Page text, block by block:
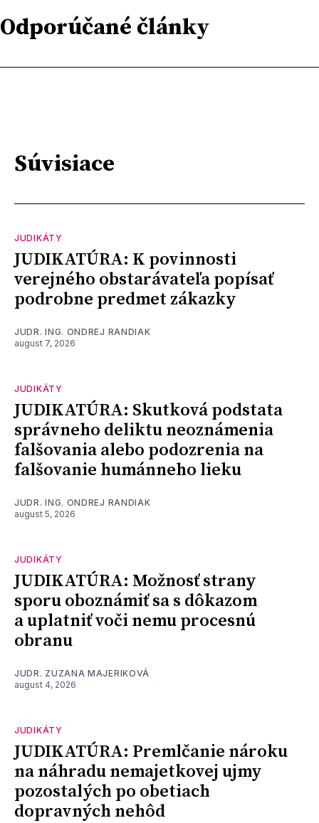
Odporúčané články
Súvisiace
JUDIKÁTY
JUDIKATÚRA: K povinnosti
verejného obstarávateľa popísať
podrobne predmet zákazky
JUDR. ING. ONDREJ RANDIAK
august 7, 2026
JUDIKÁTY
JUDIKATÚRA: Skutková podstata
správneho deliktu neoznámenia
falšovania alebo podozrenia na
falšovanie humánneho lieku
JUDR. ING. ONDREJ RANDIAK
august 5, 2026
JUDIKÁTY
JUDIKATÚRA: Možnosť strany
sporu oboznámiť sa s dôkazom
a uplatniť voči nemu procesnú
obranu
JUDR. ZUZANA MAJERIKOVÁ
august 4, 2026
JUDIKÁTY
JUDIKATÚRA: Premlčanie nároku
na náhradu nemajetkovej ujmy
pozostalých po obetiach
dopravných nehôd